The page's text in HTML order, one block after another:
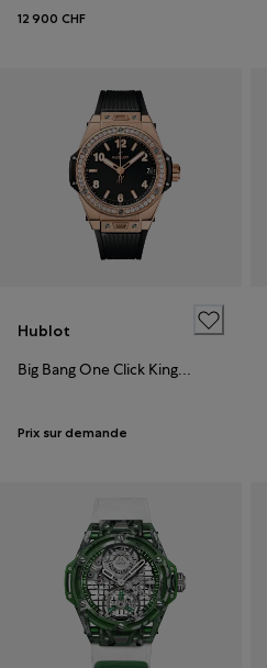
12 900 CHF
Hublot
Big Bang One Click King Gold Diamonds
Prix sur demande